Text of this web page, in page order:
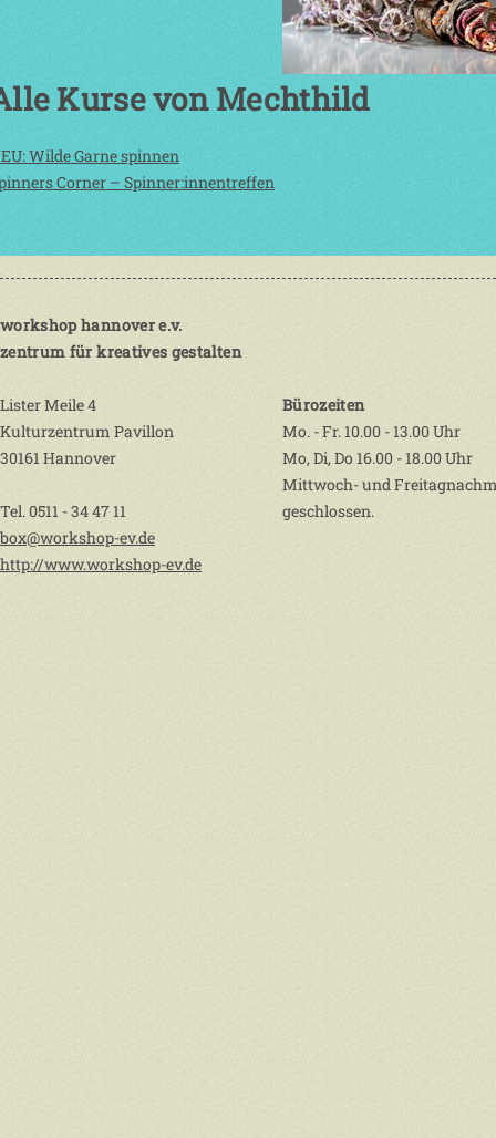
Kurse von Mechthild
Wilde Garne spinnen
Corner – Spinner:innentreffen
workshop hannover e.v.
zentrum für kreatives gestalten
Lister Meile 4
Kulturzentrum Pavillon
30161 Hannover
Tel. 0511 - 34 47 11
box@workshop-ev.de
http://www.workshop-ev.de
Bürozeiten
Mo. - Fr. 10.00 - 13.00 Uhr
Mo, Di, Do 16.00 - 18.00 Uhr
Mittwoch- und
geschlossen.